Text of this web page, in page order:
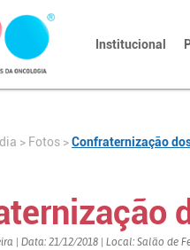
Institucional
> Fotos >Confraternização
| Data: 21/12/2018 | Local: Salão de